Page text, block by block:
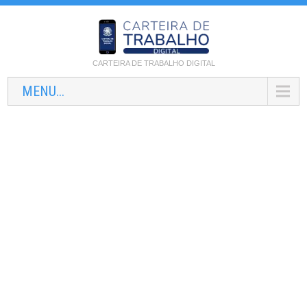
CARTEIRA DE TRABALHO DIGITAL
MENU...